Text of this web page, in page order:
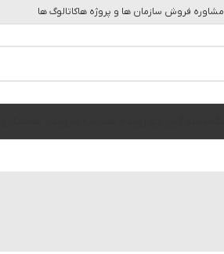
مشاوره فروش سازمان ها و پروژه هاکاتالوگ ها